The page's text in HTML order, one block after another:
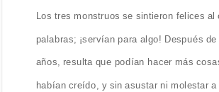
Los tres monstruos se sintieron felices al
palabras; ¡servían para algo! Después
años, resulta que podían hacer más
habían creído, y sin asustar ni molestar a